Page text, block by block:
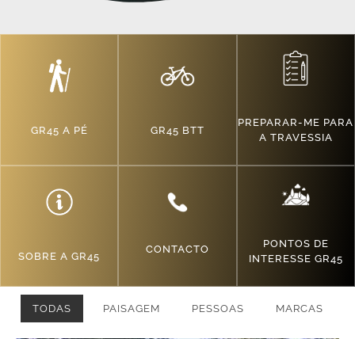
GR45 A PÉ GR45 BTT
PREPARAR-ME PARA
A TRAVESSIA
SOBRE A GR45
CONTACTO
PONTOS DE
INTERESSE GR45
TODAS PAISAGEM PESSOAS MARCAS